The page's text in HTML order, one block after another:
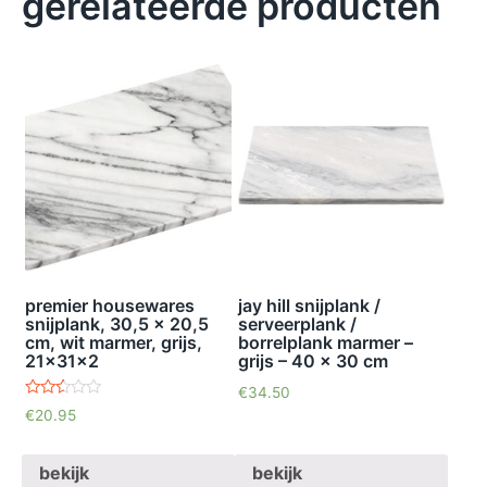
premier housewares
snijplank, 30,5 x 20,5
cm, wit marmer, grijs,
21x31x2
waardering
2.40
€20.95
bekijk
jay hill snijplank /
serveerplank /
borrelplank marmer –
grijs – 40 x 30 cm
€34.50
bekijk